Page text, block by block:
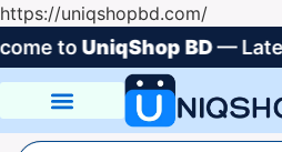
https://uniqshopbd.com/
toUniqShop BD—